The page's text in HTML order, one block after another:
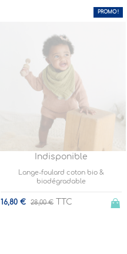
-40%
PROMO !
Indisponible
Lange-foulard coton bio &
biodégradable
16,80 € 28,00 € TTC